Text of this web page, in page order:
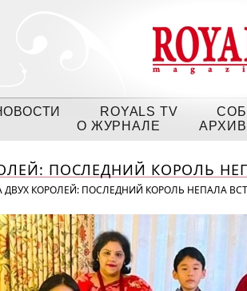
ROYALS TV
О ЖУРНАЛЕ
АРХИВ
ПОСЛЕДНИЙ КОРОЛЬ
ДВУХ КОРОЛЕЙ: ПОСЛЕДНИЙ КОРОЛЬ НЕПАЛА